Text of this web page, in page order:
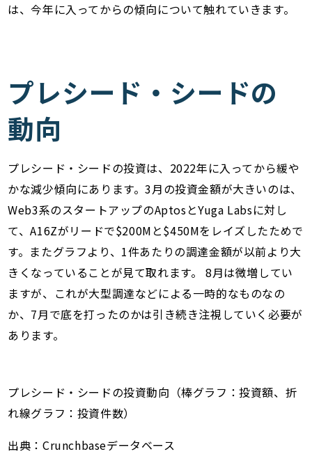
は、今年に入ってからの傾向について触れていきます。
プレシード・シードの
動向
プレシード・シードの投資は、2022年に入ってから緩や
かな減少傾向にあります。3月の投資金額が大きいのは、
Web3系のスタートアップのAptosとYuga Labsに対し
て、A16Zがリードで$200Mと$450Mをレイズしたためで
す。またグラフより、1件あたりの調達金額が以前より大
きくなっていることが見て取れます。 8月は微増してい
ますが、これが大型調達などによる一時的なものなの
か、7月で底を打ったのかは引き続き注視していく必要が
あります。
プレシード・シードの投資動向（棒グラフ：投資額、折
れ線グラフ：投資件数）
出典：Crunchbaseデータベース